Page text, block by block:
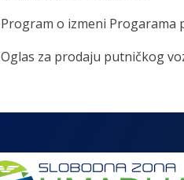
Program o izmeni Progarama
Oglas za prodaju putničkog